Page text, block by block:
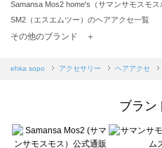
Samansa Mos2 home's（サマンサモスモ
SM2（エスエムツー）のヘアアクセ一覧
TSUHARU by Samansa Mos2（ツハルバ
Samansa Mos2 blue（サマンサモスモス ブ
sō4ū（ソウフォーユー）のヘアアクセ一覧
Te chichi（テチチ）のヘアアクセ一覧
Te chichi CLASSIC（テチチ クラシック）
その他のブランド ＋
ehka sopo アクセサリー ヘアアクセ
ブラン